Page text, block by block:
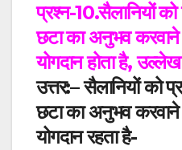
प्रश्न-10.सैलानियों
छटा का अनुभव
योगदान होता है,
उत्तर:–सैलानियों को
छटा का अनुभव करवाने
योगदान रहता है-